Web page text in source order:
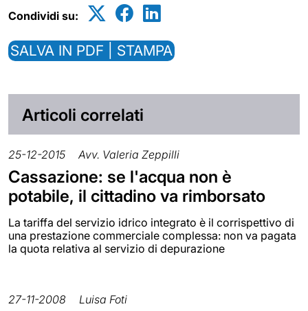
Condividi su:
SALVA IN PDF | STAMPA
Articoli correlati
25-12-2015 Avv. Valeria Zeppilli
Cassazione: se l'acqua non è
potabile, il cittadino va rimborsato
La tariffa del servizio idrico integrato è il corrispettivo di
una prestazione commerciale complessa: non va pagata
la quota relativa al servizio di depurazione
27-11-2008 Luisa Foti